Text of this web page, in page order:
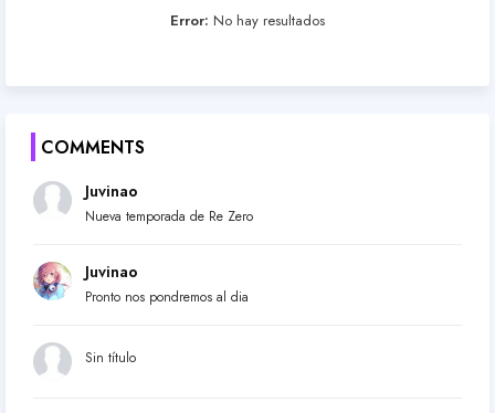
Error: No hay resultados
COMMENTS
Juvinao
Nueva temporada de Re Zero
Juvinao
Pronto nos pondremos al dia
Sin título